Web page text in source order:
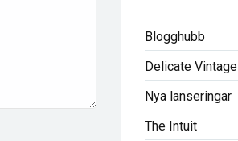
Blogghubb
Delicate Vintage
Nya lanseringar
The Intuit